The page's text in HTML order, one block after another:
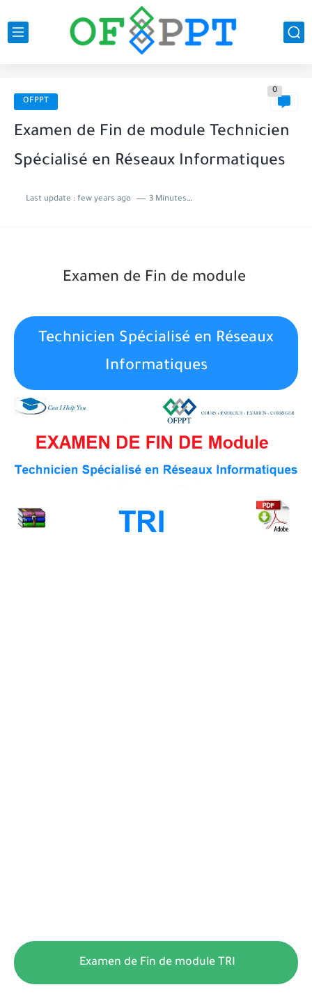
OFPPT
0
Examen de Fin de module Technicien
Spécialisé en Réseaux Informatiques
Last update : few years ago 3 Minutes to read
Examen de Fin de module
Technicien Spécialisé en Réseaux
Informatiques
Examen de Fin de module TRI